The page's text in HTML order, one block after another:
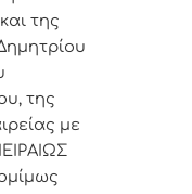
της
της
με